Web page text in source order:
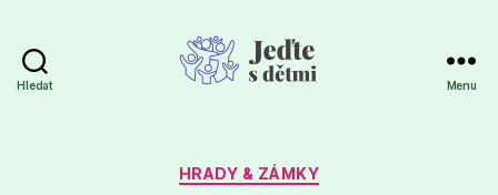
Hledat Menu
Rubriky
HRADY & ZÁMKY